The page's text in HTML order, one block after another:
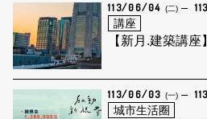
113/06/04 (二)
講座
【新月.建築講
113/06/03 (一)
城市生活圈